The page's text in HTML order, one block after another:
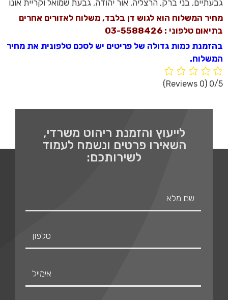
גבעתיים, בני ברק, הרצליה, אור יהודה, גבעת שמואל וקריית אונו
מחיר המשלוח הוא לגוש דן בלבד, משלוח לאזורים אחרים
בתיאום טלפוני : 03-5588426
בהזמנת כמות גדולה של פריטים יש לסכם טלפונית את מחיר
המשלוח.
0/5
(0 Reviews)
לייעוץ והזמנת ריהוט משרדי,
השאירו פרטים ונשמח לעמוד
לשירותכם: